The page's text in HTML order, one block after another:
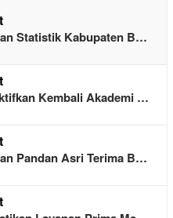
Statistik Kabupaten B…
Kembali Akademi …
Pandan Asri Terima B…